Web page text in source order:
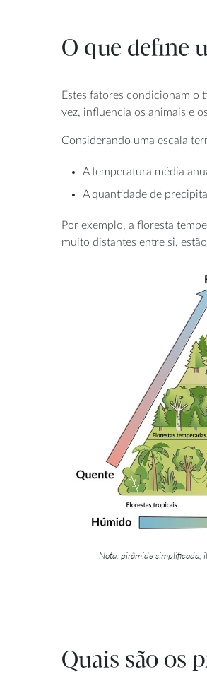
O que define
Estes fatores condicionam o
vez, influencia os animais e
Considerando uma escala
A temperatura média
A quantidade de
Por exemplo, a floresta
muito distantes entre si,
Nota: pirâmide simplificada,
Quais são os